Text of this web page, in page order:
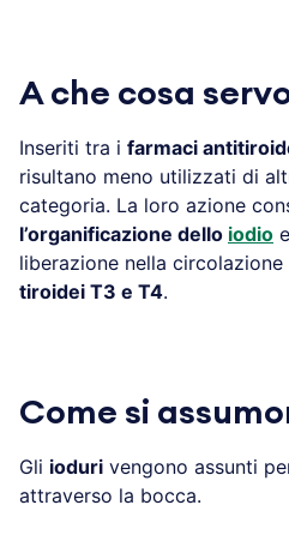
A che cosa
Inseriti tra i farmaci
risultano meno utilizzati di
categoria. La loro azione
l’organificazione dello iodio
liberazione nella circolazione
tiroidei T3 e T4.
Come si
Gli ioduri vengono assunti
attraverso la bocca.